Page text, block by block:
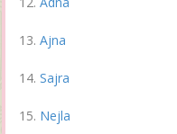
Ajna
Sajra
Nejla